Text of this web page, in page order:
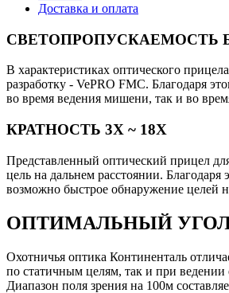
Доставка и оплата
СВЕТОПРОПУСКАЕМОСТЬ
В характеристиках оптического
разработку - VePRO FMC. Благодаря
во время ведения мишени, так и во
КРАТНОСТЬ 3X ~ 18X
Представленный оптический прицел
цель на дальнем расстоянии.
возможно быстрое обнаружение целей
ОПТИМАЛЬНЫЙ УГОЛ
Охотничья оптика Континенталь
по статичным целям, так и при ведении
Диапазон поля зрения на 100м